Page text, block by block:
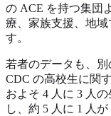
の ACE を持つ集団
療、家族支援、地
す。
若者のデータも、別
CDC の高校生に関
およそ 4 人に 3 人
し、約 5 人に 1 人